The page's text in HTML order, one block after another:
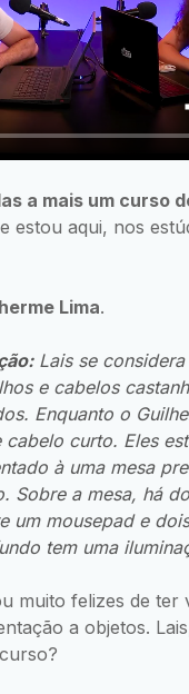
a mais um curso
e estou aqui, nos
Lima.
Lais se considera
e cabelos
Enquanto o
cabelo curto. Eles
à uma mesa
Sobre a mesa, há
um mousepad e
tem uma
muito felizes de ter
a objetos.